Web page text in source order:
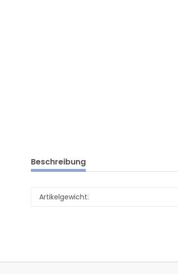
Beschreibung
Artikelgewicht: